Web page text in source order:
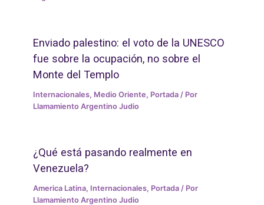
Enviado palestino: el voto de la UNESCO
fue sobre la ocupación, no sobre el
Monte del Templo
Internacionales, Medio Oriente, Portada / Por
Llamamiento Argentino Judio
¿Qué está pasando realmente en
Venezuela?
America Latina, Internacionales, Portada / Por
Llamamiento Argentino Judio